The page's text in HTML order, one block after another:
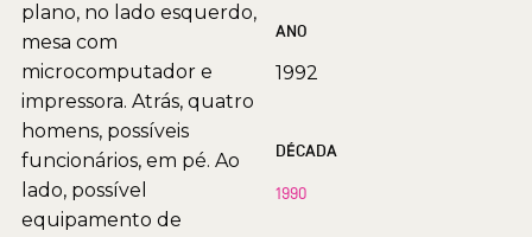
plano, no lado esquerdo,
mesa com
microcomputador e
impressora. Atrás, quatro
homens, possíveis
funcionários, em pé. Ao
lado, possível
equipamento de
ANO
1992
DÉCADA
1990